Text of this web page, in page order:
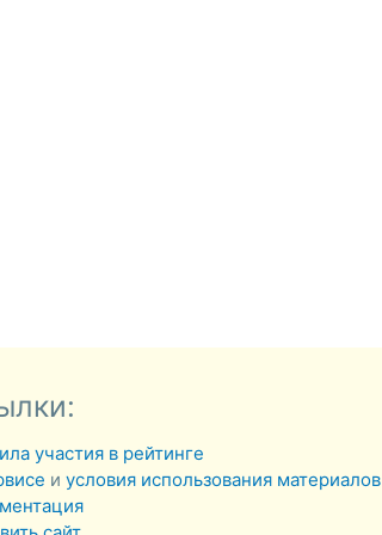
участия в рейтинге
иусловия использования материалов